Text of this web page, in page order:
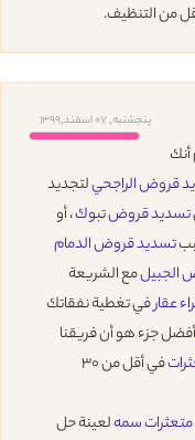
من التنظيف.
پنجشنبه, 07 اسفند,1399
قروض الراجحيلتجديد
تسديد قروض تبوك، أو
تسديد قروض الدمام
الجبيلمع الشريعة
عقارفي تغطية نفقاتك
جزء هو أن فريقنا
في أقل من 30
سمهلعينة حل